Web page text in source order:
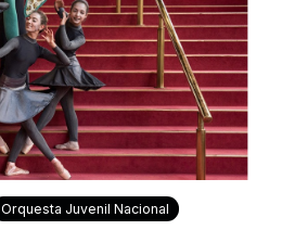
Orquesta Juvenil Nacional